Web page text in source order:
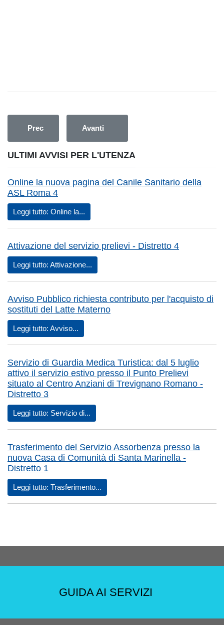
Articolo precedente: Chiusura servizi territoriali a
Prec Articolo successivo: Scelta nuovo
Avanti
ULTIMI AVVISI PER L'UTENZA
Online la nuova pagina del Canile Sanitario della
ASL Roma 4
Leggi tutto: Online la...
Attivazione del servizio prelievi - Distretto 4
Leggi tutto: Attivazione...
Avviso Pubblico richiesta contributo per l'acquisto di
sostituti del Latte Materno
Leggi tutto: Avviso...
Servizio di Guardia Medica Turistica: dal 5 luglio
attivo il servizio estivo presso il Punto Prelievi
situato al Centro Anziani di Trevignano Romano -
Distretto 3
Leggi tutto: Servizio di...
Trasferimento del Servizio Assorbenza presso la
nuova Casa di Comunità di Santa Marinella -
Distretto 1
Leggi tutto: Trasferimento...
GUIDA AI SERVIZI